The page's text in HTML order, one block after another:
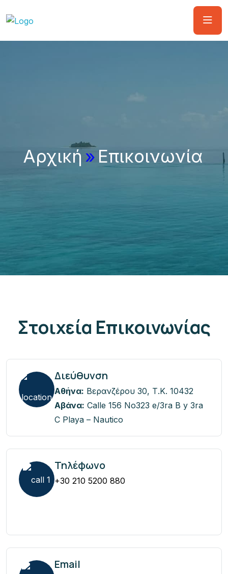
Αρχική» Επικοινωνία
Στοιχεία Επικοινωνίας
Διεύθυνση
Αθήνα: Βερανζέρου 30, Τ.Κ. 10432
Αβάνα: Calle 156 No323 e/3ra B y 3ra
C Playa – Nautico
Τηλέφωνο
+30 210 5200 880
Email